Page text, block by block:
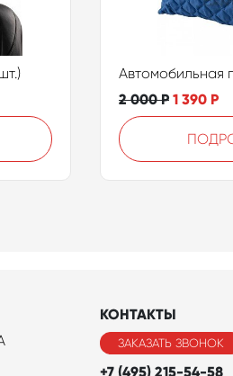
Автомобильная
2 000Р 1 390 Р
КОНТАКТЫ
ЗАКАЗАТЬ ЗВОНОК
+7 (495) 215-54-58